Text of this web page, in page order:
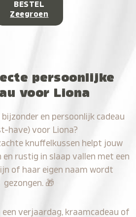
BESTEL
Zeegroen
persoonlijke
voor Liona
bijzonder en persoonlijk cadeau
have) voor Liona?
knuffelkussen helpt jouw
en rustig in slaap vallen met een
of haar eigen naam wordt
gezongen. 🎁
verjaardag, kraamcadeau of